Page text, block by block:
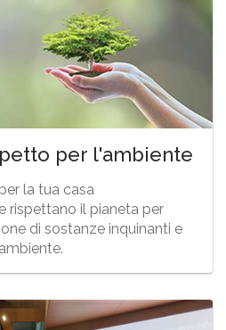
per l'ambiente
la tua casa
rispettano il pianeta per
di sostanze inquinanti e